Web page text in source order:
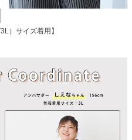
）サイズ着用】